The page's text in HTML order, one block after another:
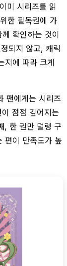
미 시리즈를 읽
한 필독권에 가
확인하는 것이
되지 않고, 캐릭
지에 따라 크게
팬에게는 시리즈
점점 깊어지는
, 한 권만 덜렁 구
편이 만족도가 높